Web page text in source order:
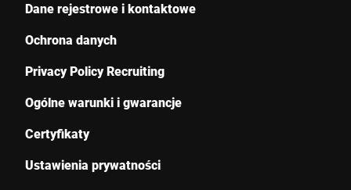
Dane rejestrowe i kontaktowe
Ochrona danych
Privacy Policy Recruiting
Ogólne warunki i gwarancje
Certyfikaty
Ustawienia prywatności